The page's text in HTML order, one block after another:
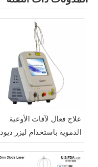
علاج فعال لآفات الأوعية
الدموية باستخدام ليزر ديود
980 نانومتر